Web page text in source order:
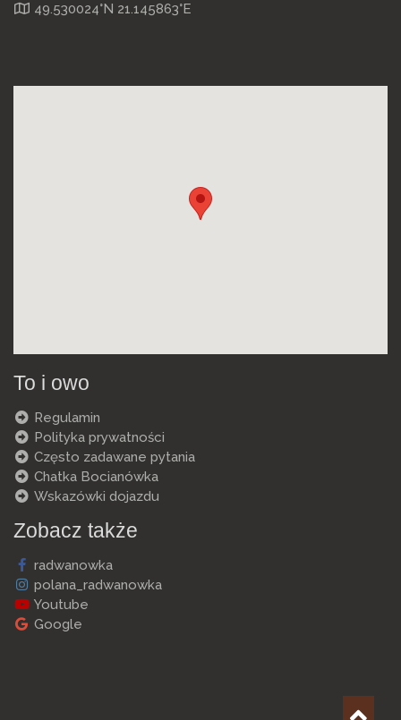
To i owo
Regulamin
Polityka prywatności
Często zadawane pytania
Chatka Bocianówka
Wskazówki dojazdu
Zobacz także
radwanowka
polana_radwanowka
Youtube
Google
49.530024°N 21.145863°E